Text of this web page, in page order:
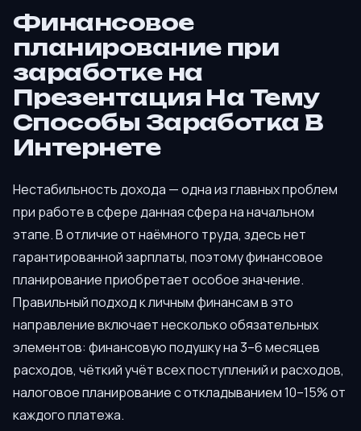
Финансовое
планирование при
заработке на
Презентация На Тему
Способы Заработка В
Интернете
Нестабильность дохода — одна из главных проблем
при работе в сфере данная сфера на начальном
этапе. В отличие от наёмного труда, здесь нет
гарантированной зарплаты, поэтому финансовое
планирование приобретает особое значение.
Правильный подход к личным финансам в это
направление включает несколько обязательных
элементов: финансовую подушку на 3–6 месяцев
расходов, чёткий учёт всех поступлений и расходов,
налоговое планирование с откладыванием 10–15% от
каждого платежа.